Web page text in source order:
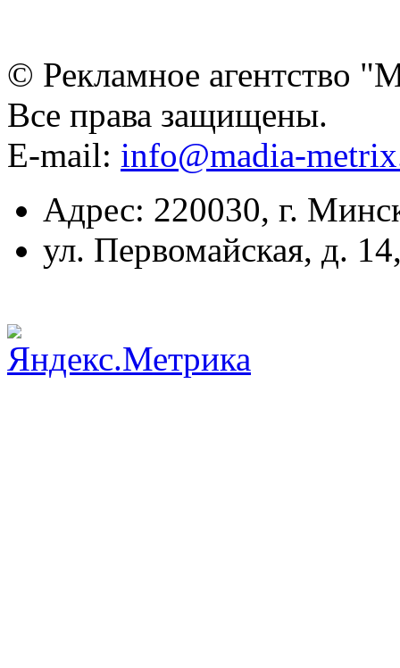
© Рекламное агентство
Все права защищены.
E-mail: info@madia-
Адрес: 220030, г.
ул. Первомайская, д.